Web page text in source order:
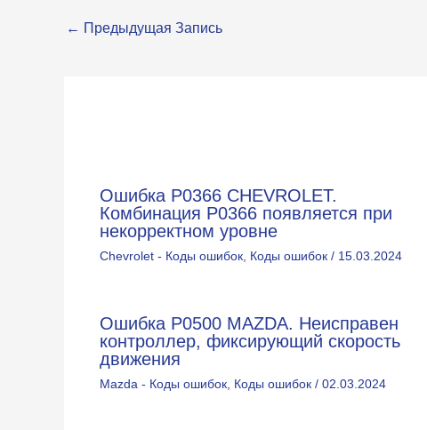
← Предыдущая Запись
Ошибка P0366 CHEVROLET.
Комбинация Р0366 появляется при
некорректном уровне
Chevrolet - Коды ошибок, Коды ошибок / 15.03.2024
Ошибка P0500 MAZDA. Неисправен
контроллер, фиксирующий скорость
движения
Mazda - Коды ошибок, Коды ошибок / 02.03.2024